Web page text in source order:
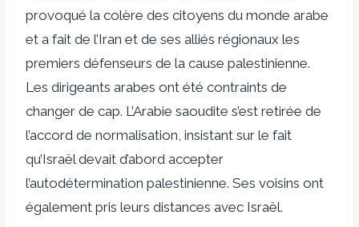
provoqué la colère des citoyens du monde arabe
et a fait de l’Iran et de ses alliés régionaux les
premiers défenseurs de la cause palestinienne.
Les dirigeants arabes ont été contraints de
changer de cap. L’Arabie saoudite s’est retirée de
l’accord de normalisation, insistant sur le fait
qu’Israël devait d’abord accepter
l’autodétermination palestinienne. Ses voisins ont
également pris leurs distances avec Israël.